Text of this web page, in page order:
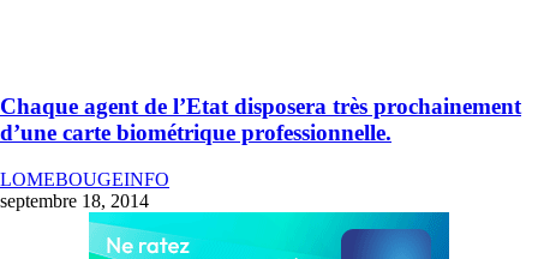
Chaque agent de l’Etat disposera très prochainement
d’une carte biométrique professionnelle.
LOMEBOUGEINFO
septembre 18, 2014